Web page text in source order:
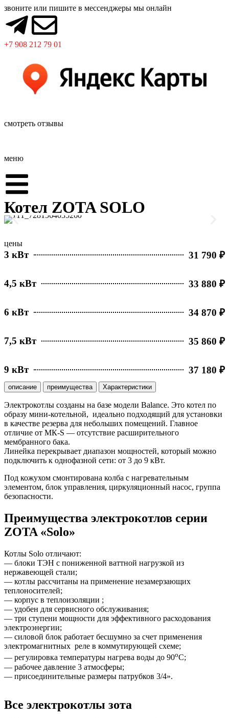
звоните или пишите в мессенджеры мы онлайн
+7 908 212 79 01
смотреть отзывы
меню
Котел ZOTA SOLO
цены
3 кВт 31 790 ₽
4,5 кВт 33 880 ₽
6 кВт 34 870 ₽
7,5 кВт 35 860 ₽
9 кВт 37 180 ₽
описание преимущества Характеристики
Электрокотлы созданы на базе модели Balance. Это котел по
образу мини-котельной, идеально подходящий для установки
в качестве резерва для небольших помещений. Главное
отличие от МК-S — отсутствие расширительного
мембранного бака.
Линейка перекрывает диапазон мощностей, который можно
подключить к однофазной сети: от 3 до 9 кВт.
Под кожухом смонтирована колба с нагревательным
элементом, блок управления, циркуляционный насос, группа
безопасности.
Преимущества электрокотлов серии
ZOTA «Solo»
Котлы Solo отличают:
— блоки ТЭН с пониженной ваттной нагрузкой из
нержавеющей стали;
— котлы рассчитаны на применение незамерзающих
теплоносителей;
— корпус в теплоизоляции ;
— удобен для сервисного обслуживания;
— три ступени мощности для эффективного расходования
электроэнергии;
— силовой блок работает бесшумно за счет применения
электромагнитных реле в коммутирующей схеме;
— регулировка температуры нагрева воды до 90оС;
— рабочее давление 3 атмосферы;
— присоединительные размеры патрубков 3/4».
Все электрокотлы зота